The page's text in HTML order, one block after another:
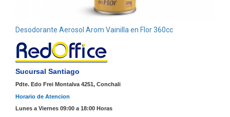
Desodorante Aerosol Arom Vainilla en Flor 360cc
Sucursal Santiago
Pdte. Edo Frei Montalva 4251, Conchali
Horario de Atencion
Lunes a Viernes 09:00 a 18:00 Horas